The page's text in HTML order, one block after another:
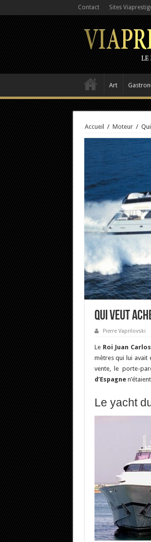
Contact Sites
Art
Accueil / Moteur /
Qui veut
Pierre Vaprilovski
Le Roi Juan
mètres qui lui avait
vente, le porte-
d’Espagne
Le yacht